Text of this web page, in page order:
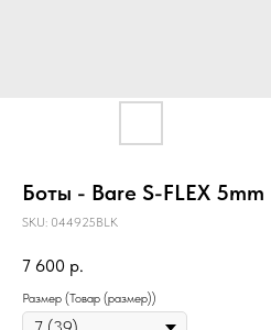
Боты - Bare S-FLEX 5mm
SKU: 044925BLK
7 600 р.
Размер (Товар (размер))